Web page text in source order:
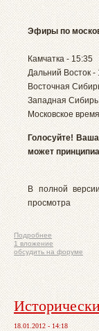
Эфиры по
Камчатка - 15:35
Дальний Восток -
Восточная
Западная
Московское
Голосуйте!
может
В полной
просмотра
Подробнее
1 вложение
обсудить на форуме
18.01.2012 - 14:18